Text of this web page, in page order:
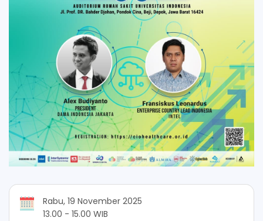
Rabu, 19 November 2025
13.00 - 15.00 WIB